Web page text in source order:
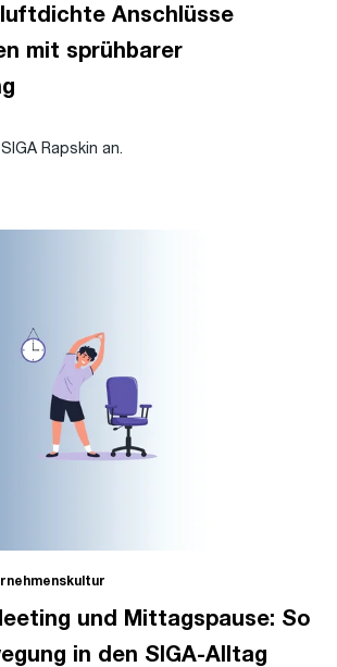
Anschlüsse
mit sprühbarer
Rapskin an.
und Mittagspause: So
in den SIGA-Alltag